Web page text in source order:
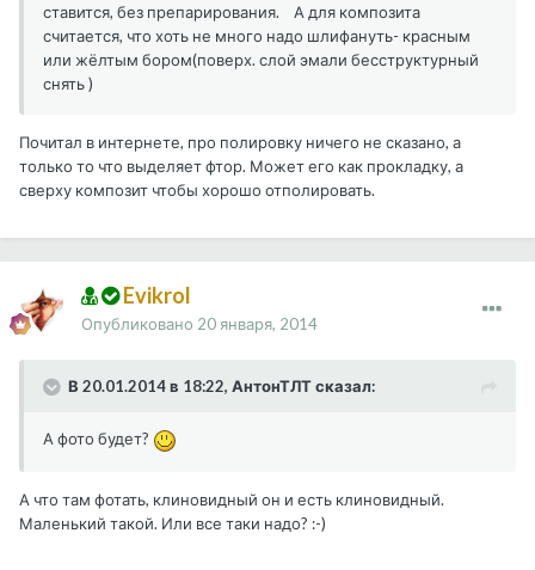
ставится, без препарирования. А для композита
считается, что хоть не много надо шлифануть- красным
или жёлтым бором(поверх. слой эмали бесструктурный
снять )
Почитал в интернете, про полировку ничего не сказано, а
только то что выделяет фтор. Может его как прокладку, а
сверху композит чтобы хорошо отполировать.
Evikrol
Опубликовано 20 января, 2014
В 20.01.2014 в 18:22, АнтонТЛТ сказал:
А фото будет?
А что там фотать, клиновидный он и есть клиновидный.
Маленький такой. Или все таки надо? :-)